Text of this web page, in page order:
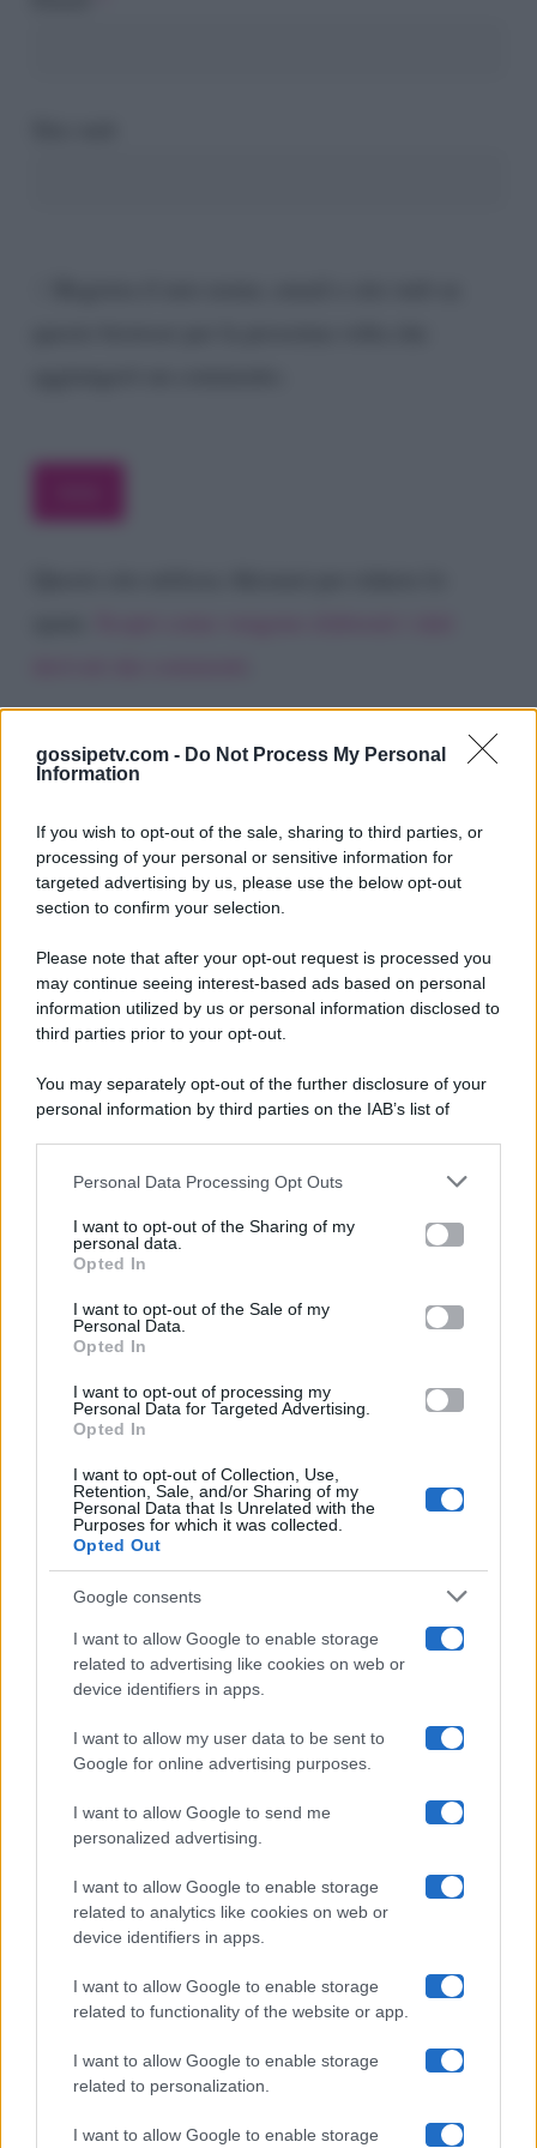
gossipetv.com - Do Not Process My Personal
Information
If you wish to opt-out of the sale, sharing to third parties, or
processing of your personal or sensitive information for
targeted advertising by us, please use the below opt-out
section to confirm your selection.
Please note that after your opt-out request is processed you
may continue seeing interest-based ads based on personal
information utilized by us or personal information disclosed to
third parties prior to your opt-out.
You may separately opt-out of the further disclosure of your
personal information by third parties on the IAB’s list of
This information may also be disclosed by us to third parties
disclose it to other third parties.
Please note that this website/app uses one or more Google
services and may gather and store information including but
not limited to your visit or usage behaviour. You may click to
grant or deny consent to Google and its third-party tags to
consent section.
Personal Data Processing Opt Outs
I want to opt-out of the Sharing of my
personal data.
Opted In
I want to opt-out of the Sale of my
Personal Data.
Opted In
I want to opt-out of processing my
Personal Data for Targeted Advertising.
Opted In
I want to opt-out of Collection, Use,
Retention, Sale, and/or Sharing of my
Personal Data that Is Unrelated with the
Purposes for which it was collected.
Opted Out
Google consents
I want to allow Google to enable storage
related to advertising like cookies on web or
device identifiers in apps.
I want to allow my user data to be sent to
Google for online advertising purposes.
I want to allow Google to send me
personalized advertising.
I want to allow Google to enable storage
related to analytics like cookies on web or
device identifiers in apps.
I want to allow Google to enable storage
related to functionality of the website or app.
I want to allow Google to enable storage
related to personalization.
I want to allow Google to enable storage
Gossip e TV è un sito di MASTE S.r.l.
viale Luigi Majno n. 21 - 20129 Milano (MI)
P.Iva 10909580960
Categorie
Gossip
Televisione
Programmi TV
Amici
Ballando Con Le Stelle
Grande Fratello
Isola Dei Famosi
Uomini E Donne
Maste S.r.l.
Chi siamo
Collabora con noi
Contatti
Privacy Policy
Cookie Policy